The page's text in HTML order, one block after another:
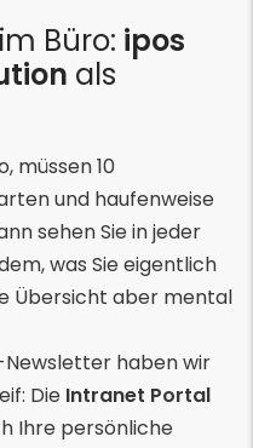
Büro: ipos
als
müssen 10
und haufenweise
sehen Sie in jeder
was Sie eigentlich
Übersicht aber mental
Newsletter haben wir
Die Intranet Portal
Ihre persönliche